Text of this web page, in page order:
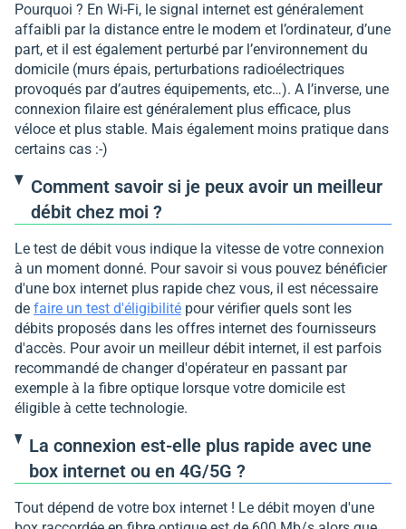
Pourquoi ? En Wi-Fi, le signal internet est généralement
affaibli par la distance entre le modem et l’ordinateur, d’une
part, et il est également perturbé par l’environnement du
domicile (murs épais, perturbations radioélectriques
provoqués par d’autres équipements, etc…). A l’inverse, une
connexion filaire est généralement plus efficace, plus
véloce et plus stable. Mais également moins pratique dans
certains cas :-)
Comment savoir si je peux avoir un meilleur
débit chez moi ?
Le test de débit vous indique la vitesse de votre connexion
à un moment donné. Pour savoir si vous pouvez bénéficier
d'une box internet plus rapide chez vous, il est nécessaire
de faire un test d'éligibilité pour vérifier quels sont les
débits proposés dans les offres internet des fournisseurs
d'accès. Pour avoir un meilleur débit internet, il est parfois
recommandé de changer d'opérateur en passant par
exemple à la fibre optique lorsque votre domicile est
éligible à cette technologie.
La connexion est-elle plus rapide avec une
box internet ou en 4G/5G ?
Tout dépend de votre box internet ! Le débit moyen d'une